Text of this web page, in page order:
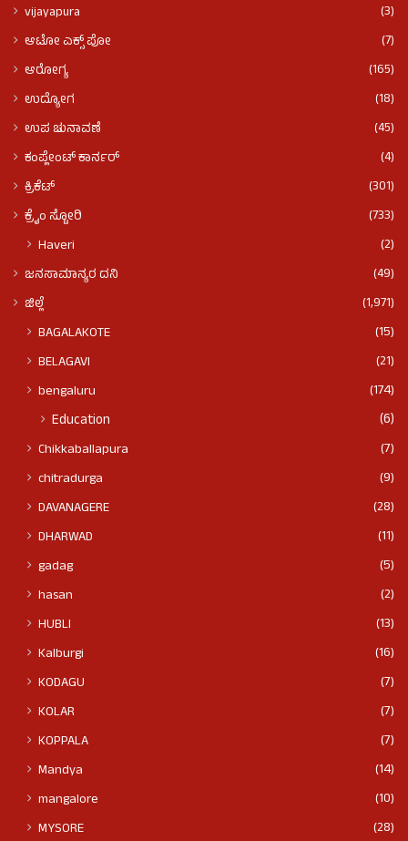
vijayapura
(3)
ಆಟೋ ಎಕ್ಸ್ ಪೋ
(7)
ಆರೋಗ್ಯ
(165)
ಉದ್ಯೋಗ
(18)
ಉಪ ಚುನಾವಣೆ
(45)
ಕಂಪ್ಲೇಂಟ್ ಕಾರ್ನರ್
(4)
ಕ್ರಿಕೆಟ್
(301)
ಕ್ರೈಂ ಸ್ಟೋರಿ
(733)
Haveri (2)
ಜನಸಾಮಾನ್ಯರ ದನಿ
(49)
ಜಿಲ್ಲೆ
(1,971)
BAGALAKOTE
(15)
BELAGAVI
(21)
bengaluru
(174)
Education (6)
Chikkaballapura
(7)
chitradurga
(9)
DAVANAGERE
(28)
DHARWAD
(11)
gadag
(5)
hasan
(2)
HUBLI
(13)
Kalburgi
(16)
KODAGU
(7)
KOLAR
(7)
KOPPALA
(7)
Mandya
(14)
mangalore
(10)
MYSORE
(28)